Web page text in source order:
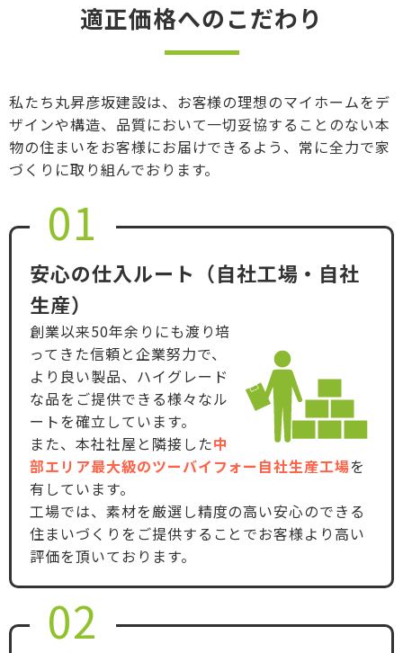
適正価格へのこだわり
私たち丸昇彦坂建設は、お客様の理想のマイホームをデ
ザインや構造、品質において一切妥協することのない本
物の住まいをお客様にお届けできるよう、常に全力で家
づくりに取り組んでおります。
01
安心の仕入ルート（自社工場・自社
生産）
創業以来50年余りにも渡り培
ってきた信頼と企業努力で、
より良い製品、ハイグレード
な品をご提供できる様々なル
ートを確立しています。
また、本社社屋と隣接した中
部エリア最大級のツーバイフォー自社生産工場を
有しています。
工場では、素材を厳選し精度の高い安心のできる
住まいづくりをご提供することでお客様より高い
評価を頂いております。
02